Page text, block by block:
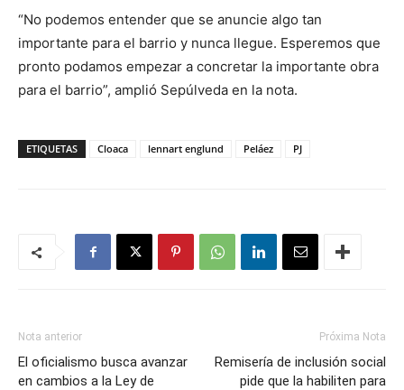
“No podemos entender que se anuncie algo tan
importante para el barrio y nunca llegue. Esperemos que
pronto podamos empezar a concretar la importante obra
para el barrio”, amplió Sepúlveda en la nota.
ETIQUETAS Cloaca lennart englund Peláez PJ
Nota anterior
El oficialismo busca avanzar
en cambios a la Ley de
Próxima Nota
Remisería de inclusión social
pide que la habiliten para